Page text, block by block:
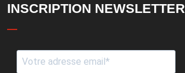
INSCRIPTION NEWSLETTER